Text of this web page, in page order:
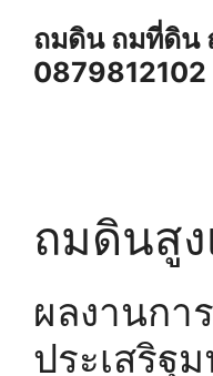
content
ถมดิน ถมที่ดิน
0879812102
ถมดินสูง
ผลงานกา
ประเสริฐ